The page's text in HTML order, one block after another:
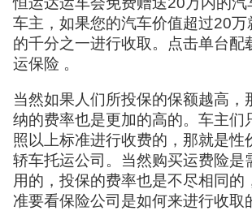
车主，如果您的汽车价值超过20万
的千分之一进行收取。点击单台配
运保险 。
当然如果人们所投保的保额越高，
纳的费率也是更加的高的。车主们
照以上标准进行收费的，那就是性
轿车托运公司。当然购买运费险是
用的，投保的费率也是不尽相同的
准要看保险公司是如何来进行收取